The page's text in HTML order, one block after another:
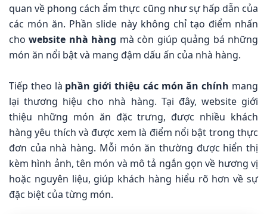
quan về phong cách ẩm thực cũng như sự hấp dẫn của
các món ăn. Phần slide này không chỉ tạo điểm nhấn
chowebsite nhà hàng mà còn giúp quảng bá những
món ăn nổi bật và mang đậm dấu ấn của nhà hàng.
Tiếp theo là phần giới thiệu các món ăn chính mang
lại thương hiệu cho nhà hàng. Tại đây, website giới
thiệu những món ăn đặc trưng, được nhiều khách
hàng yêu thích và được xem là điểm nổi bật trong thực
đơn của nhà hàng. Mỗi món ăn thường được hiển thị
kèm hình ảnh, tên món và mô tả ngắn gọn về hương vị
hoặc nguyên liệu, giúp khách hàng hiểu rõ hơn về sự
đặc biệt của từng món.